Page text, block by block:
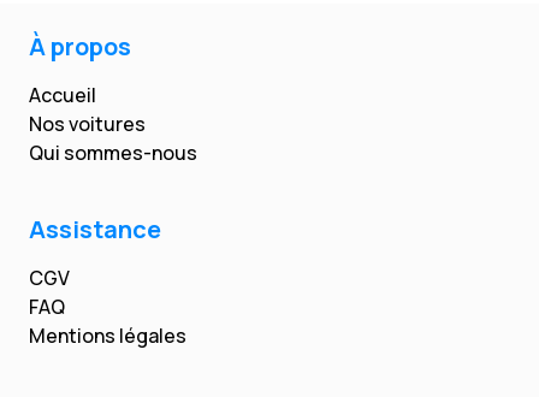
À propos
Accueil
Nos voitures
Qui sommes-nous
Assistance
CGV
FAQ
Mentions légales